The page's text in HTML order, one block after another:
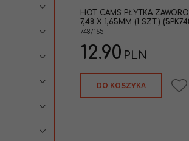
HOT CAMS PŁYTKA
7,48 X 1,65MM (1 SZT.)
748/165
12.90 PLN
DO KOSZYKA